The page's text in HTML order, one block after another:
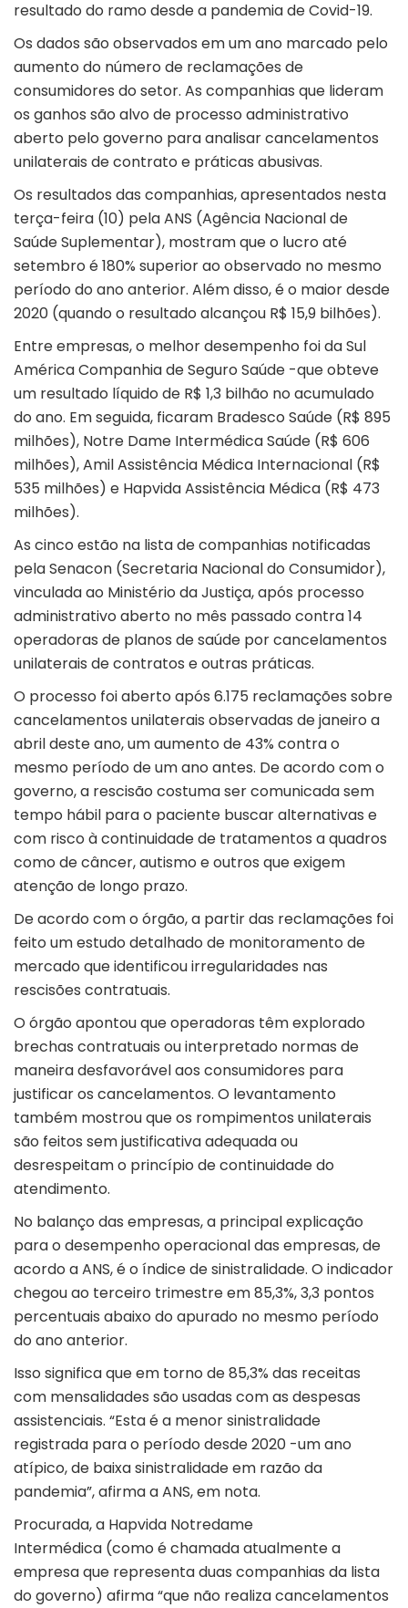
resultado do ramo desde a pandemia de Covid-19.
Os dados são observados em um ano marcado pelo
aumento do número de reclamações de
consumidores do setor. As companhias que lideram
os ganhos são alvo de processo administrativo
aberto pelo governo para analisar cancelamentos
unilaterais de contrato e práticas abusivas.
Os resultados das companhias, apresentados nesta
terça-feira (10) pela ANS (Agência Nacional de
Saúde Suplementar), mostram que o lucro até
setembro é 180% superior ao observado no mesmo
período do ano anterior. Além disso, é o maior desde
2020 (quando o resultado alcançou R$ 15,9 bilhões).
Entre empresas, o melhor desempenho foi da Sul
América Companhia de Seguro Saúde -que obteve
um resultado líquido de R$ 1,3 bilhão no acumulado
do ano. Em seguida, ficaram Bradesco Saúde (R$ 895
milhões), Notre Dame Intermédica Saúde (R$ 606
milhões), Amil Assistência Médica Internacional (R$
535 milhões) e Hapvida Assistência Médica (R$ 473
milhões).
As cinco estão na lista de companhias notificadas
pela Senacon (Secretaria Nacional do Consumidor),
vinculada ao Ministério da Justiça, após processo
administrativo aberto no mês passado contra 14
operadoras de planos de saúde por cancelamentos
unilaterais de contratos e outras práticas.
O processo foi aberto após 6.175 reclamações sobre
cancelamentos unilaterais observadas de janeiro a
abril deste ano, um aumento de 43% contra o
mesmo período de um ano antes. De acordo com o
governo, a rescisão costuma ser comunicada sem
tempo hábil para o paciente buscar alternativas e
com risco à continuidade de tratamentos a quadros
como de câncer, autismo e outros que exigem
atenção de longo prazo.
De acordo com o órgão, a partir das reclamações foi
feito um estudo detalhado de monitoramento de
mercado que identificou irregularidades nas
rescisões contratuais.
O órgão apontou que operadoras têm explorado
brechas contratuais ou interpretado normas de
maneira desfavorável aos consumidores para
justificar os cancelamentos. O levantamento
também mostrou que os rompimentos unilaterais
são feitos sem justificativa adequada ou
desrespeitam o princípio de continuidade do
atendimento.
No balanço das empresas, a principal explicação
para o desempenho operacional das empresas, de
acordo a ANS, é o índice de sinistralidade. O indicador
chegou ao terceiro trimestre em 85,3%, 3,3 pontos
percentuais abaixo do apurado no mesmo período
do ano anterior.
Isso significa que em torno de 85,3% das receitas
com mensalidades são usadas com as despesas
assistenciais. “Esta é a menor sinistralidade
registrada para o período desde 2020 -um ano
atípico, de baixa sinistralidade em razão da
pandemia”, afirma a ANS, em nota.
Procurada, a Hapvida Notredame
Intermédica (como é chamada atualmente a
empresa que representa duas companhias da lista
do governo) afirma “que não realiza cancelamentos